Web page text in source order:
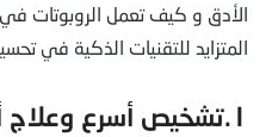
الأدق و كيف تعمل الروبوتات
المتزايد للتقنيات الذكية في
١.تشخيص أسرع وعلاج أدق